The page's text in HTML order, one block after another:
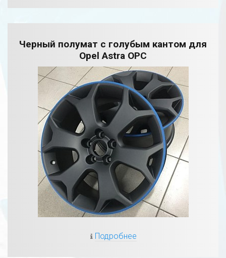
Черный полумат с голубым кантом для
Opel Astra OPC
Подробнее